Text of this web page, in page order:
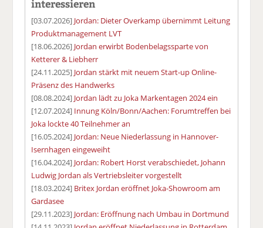
interessieren
[03.07.2026] Jordan: Dieter Overkamp übernimmt Leitung
Produktmanagement LVT
[18.06.2026] Jordan erwirbt Bodenbelagssparte von
Ketterer & Liebherr
[24.11.2025] Jordan stärkt mit neuem Start-up Online-
Präsenz des Handwerks
[08.08.2024] Jordan lädt zu Joka Markentagen 2024 ein
[12.07.2024] Innung Köln/Bonn/Aachen: Forumtreffen bei
Joka lockte 40 Teilnehmer an
[16.05.2024] Jordan: Neue Niederlassung in Hannover-
Isernhagen eingeweiht
[16.04.2024] Jordan: Robert Horst verabschiedet, Johann
Ludwig Jordan als Vertriebsleiter vorgestellt
[18.03.2024] Britex Jordan eröffnet Joka-Showroom am
Gardasee
[29.11.2023] Jordan: Eröffnung nach Umbau in Dortmund